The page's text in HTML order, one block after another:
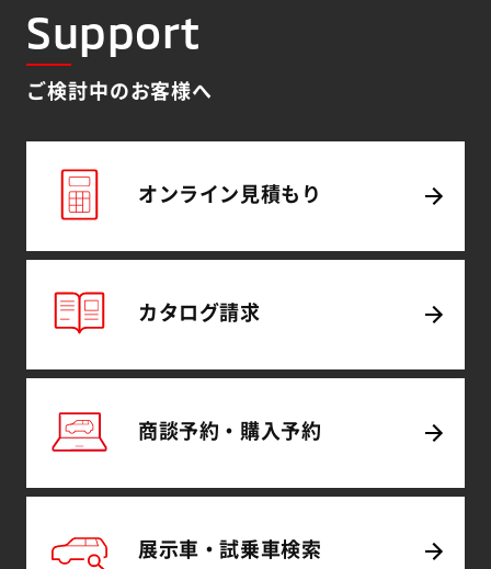
Support
ご検討中のお客様へ
オンライン 見積もり
カタログ請求
商談予約・ 購入予約
展示車・試乗車検索